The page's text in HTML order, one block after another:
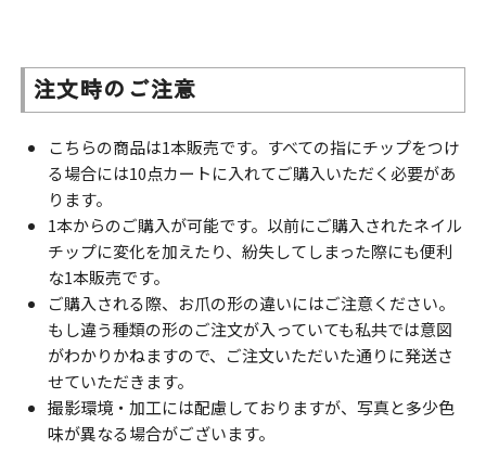
注文時のご注意
こちらの商品は1本販売です。すべての指にチップをつけ
る場合には10点カートに入れてご購入いただく必要があ
ります。
1本からのご購入が可能です。以前にご購入されたネイル
チップに変化を加えたり、紛失してしまった際にも便利
な1本販売です。
ご購入される際、お爪の形の違いにはご注意ください。
もし違う種類の形のご注文が入っていても私共では意図
がわかりかねますので、ご注文いただいた通りに発送さ
せていただきます。
撮影環境・加工には配慮しておりますが、写真と多少色
味が異なる場合がございます。